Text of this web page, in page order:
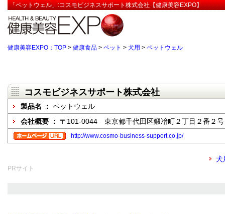
「ペットウェル」:コスモビジネスサポート株式会社【健康美容EXPO】
健康美容EXPO：TOP > 健康食品 > ペット > 犬用 > ペットウェル
コスモビジネスサポート株式会社
製品名 ： ペットウェル
会社概要 ： 〒101-0044 東京都千代田区鍛冶町２丁目２番２
http://www.cosmo-business-support.co.jp/
犬
PRサイト